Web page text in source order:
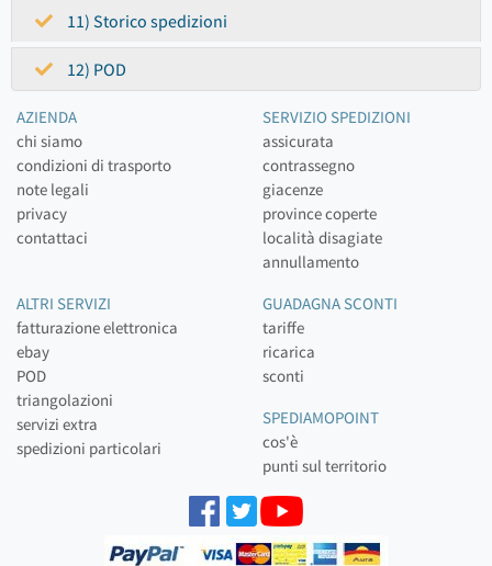
11) Storico spedizioni
12) POD
AZIENDA
chi siamo
condizioni di trasporto
note legali
privacy
contattaci
SERVIZIO SPEDIZIONI
assicurata
contrassegno
giacenze
province coperte
località disagiate
annullamento
ALTRI SERVIZI
fatturazione elettronica
ebay
POD
triangolazioni
servizi extra
spedizioni particolari
GUADAGNA SCONTI
tariffe
ricarica
sconti
SPEDIAMOPOINT
cos'è
punti sul territorio